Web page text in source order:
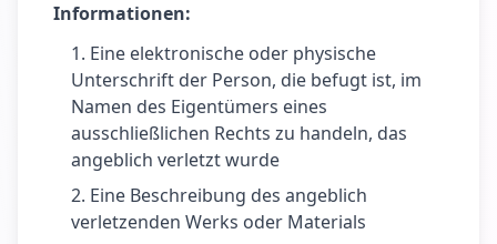
Informationen:
Eine elektronische oder physische
Unterschrift der Person, die befugt ist, im
Namen des Eigentümers eines
ausschließlichen Rechts zu handeln, das
angeblich verletzt wurde
Eine Beschreibung des angeblich
verletzenden Werks oder Materials